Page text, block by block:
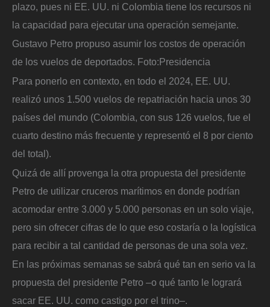
plazo, pues ni EE. UU. ni Colombia tiene los recursos ni
la capacidad para ejecutar una operación semejante.
Gustavo Petro propuso asumir los costos de operación
de los vuelos de deportados. Foto: Presidencia
Para ponerlo en contexto, en todo el 2024, EE. UU.
realizó unos 1.500 vuelos de repatriación hacia unos 30
países del mundo (Colombia, con sus 126 vuelos, fue el
cuarto destino más frecuente y representó el 8 por ciento
del total).
Quizá de allí provenga la otra propuesta del presidente
Petro de utilizar cruceros marítimos en donde podrían
acomodar entre 3.000 y 5.000 personas en un solo viaje,
pero sin ofrecer cifras de lo que eso costaría o la logística
para recibir a tal cantidad de personas de una sola vez.
En las próximas semanas se sabrá qué tan en serio va la
propuesta del presidente Petro –o qué tanto le logrará
sacar EE. UU. como castigo por el trino–.